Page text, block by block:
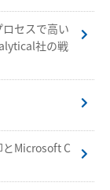
ロセスで高い
社の戦
とMicrosoft C